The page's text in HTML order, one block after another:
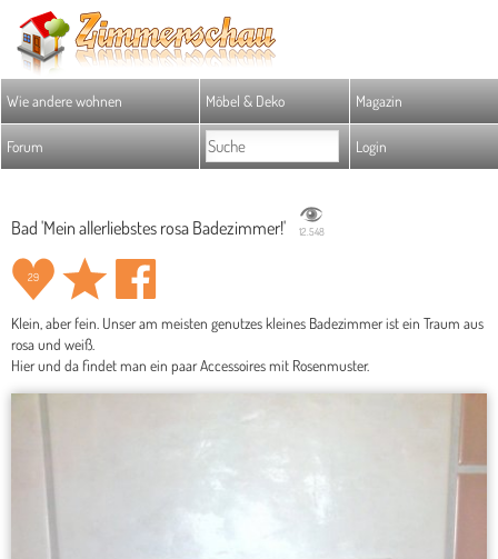
Wie andere wohnen Möbel & Deko Magazin
Forum Login
Bad 'Mein allerliebstes rosa Badezimmer!' 12.548
29
Klein, aber fein. Unser am meisten genutzes kleines Badezimmer ist ein Traum aus
rosa und weiß.
Hier und da findet man ein paar Accessoires mit Rosenmuster.